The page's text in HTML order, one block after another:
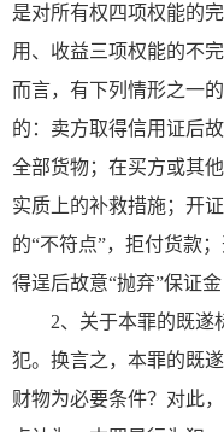
是对所有权四项权能的
用、收益三项权能的不
而言，有下列情形之一
的：卖方取得信用证后
全部货物；在买方或其
实质上的补救措施；开
的“不符点”，拒付货款
得逞后故意“抛弃”保证
2、关于本罪的既遂
犯。换言之，本罪的既
财物为必要条件？对此